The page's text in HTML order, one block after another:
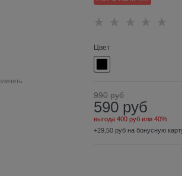
Цвет
990 руб
590 руб
выгода 400 рубили 40%
+29,50 руб на бонусную